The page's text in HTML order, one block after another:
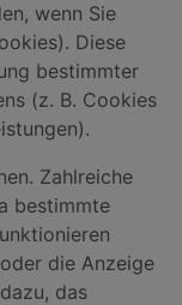
wenn Sie
Diese
bestimmter
(z. B. Cookies
Zahlreiche
bestimmte
die Anzeige
das